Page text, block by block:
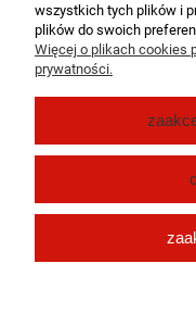
wszystkich tych plików i
plików do swoich
Więcej o plikach cookies
prywatności.